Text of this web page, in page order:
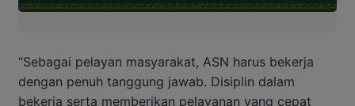
“Sebagai pelayan masyarakat, ASN harus bekerja
dengan penuh tanggung jawab. Disiplin dalam
bekerja serta memberikan pelayanan yang cepat